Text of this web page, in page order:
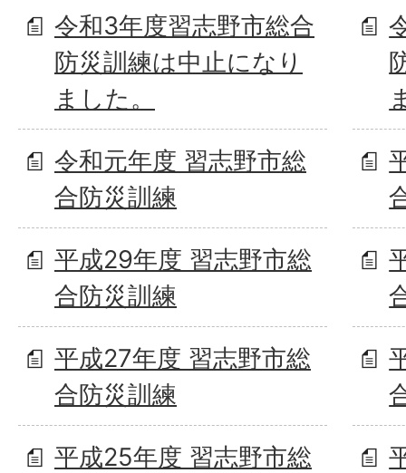
令和3年度習志野市総合
防災訓練は中止になり
ました。
令和元年度 習志野市総
合防災訓練
平成29年度 習志野市総
合防災訓練
平成27年度 習志野市総
合防災訓練
平成25年度 習志野市総